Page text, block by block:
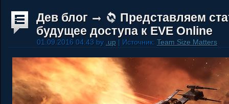
Дев блог
Представляем
будущее доступа к EVE Online
01.09.2016 04:43 by .up | Источник: Team Size Matters